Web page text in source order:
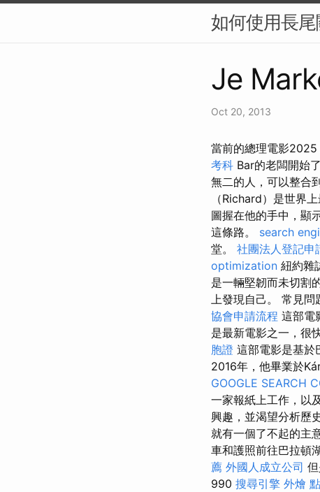
如何使用長
Je
Oct 20, 2013
當前的總理電影
考科 Bar的老闆開始
無二的人，可以整合
（Richard）是世界
圖握在他的手中，顯
這條路。 search
堂。 社團法人登記申
optimization 紐約雜
是一輛堅韌而未切割
上發現自己。 常見
協會申請流程 這部電
是最新電影之一，很
胞證 這部電影是基於
2016年，他畢業於
GOOGLE SEARCH
一家報紙上工作，以
興趣，並渴望分析歷
就有一個了不起的主
車和護照前往巴拉頓
薦 外國人成立公司
990 搜尋引擎 外燴